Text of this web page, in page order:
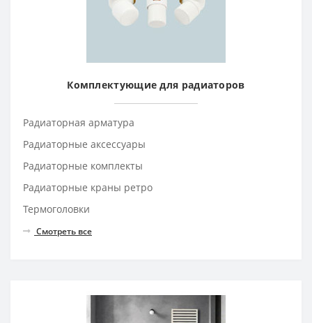
Комплектующие для радиаторов
Радиаторная арматура
Радиаторные аксессуары
Радиаторные комплекты
Радиаторные краны ретро
Термоголовки
Смотреть все